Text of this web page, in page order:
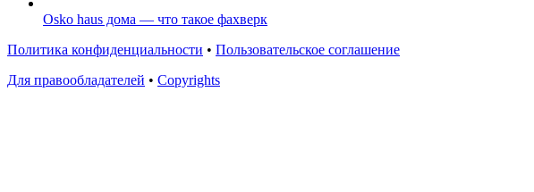
Osko haus дома — что такое фахверк
Политика конфиденциальности • Пользовательское соглашение
Для правообладателей • Copyrights